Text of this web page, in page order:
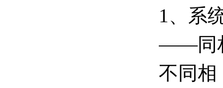
1、系
——同
不同